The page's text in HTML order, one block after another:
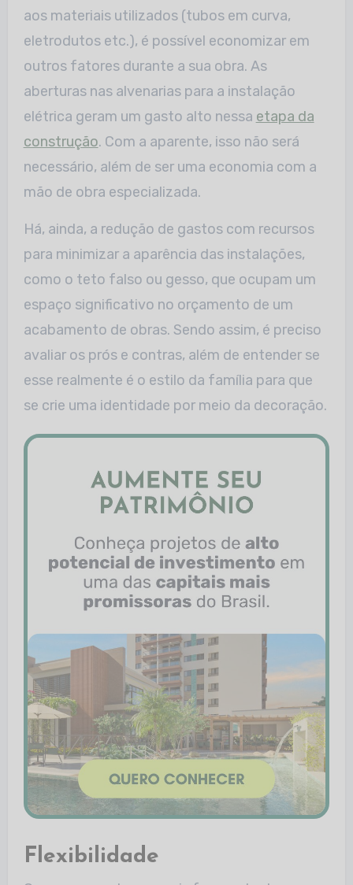
aos materiais utilizados (tubos em curva,
eletrodutos etc.), é possível economizar em
outros fatores durante a sua obra. As
aberturas nas alvenarias para a instalação
elétrica geram um gasto alto nessa etapa da
construção. Com a aparente, isso não será
necessário, além de ser uma economia com a
mão de obra especializada.
Há, ainda, a redução de gastos com recursos
para minimizar a aparência das instalações,
como o teto falso ou gesso, que ocupam um
espaço significativo no orçamento de um
acabamento de obras. Sendo assim, é preciso
avaliar os prós e contras, além de entender se
esse realmente é o estilo da família para que
se crie uma identidade por meio da decoração.
Flexibilidade